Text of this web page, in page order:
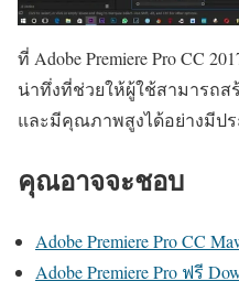
ที่ Adobe Premiere Pro CC
น่าทึ่งที่ช่วยให้ผู้ใช้สามารถส
และมีคุณภาพสูงได้อย่างมีป
คุณอาจจะชอบ
Adobe Premiere Pro CC
Adobe Premiere Pro ฟรี